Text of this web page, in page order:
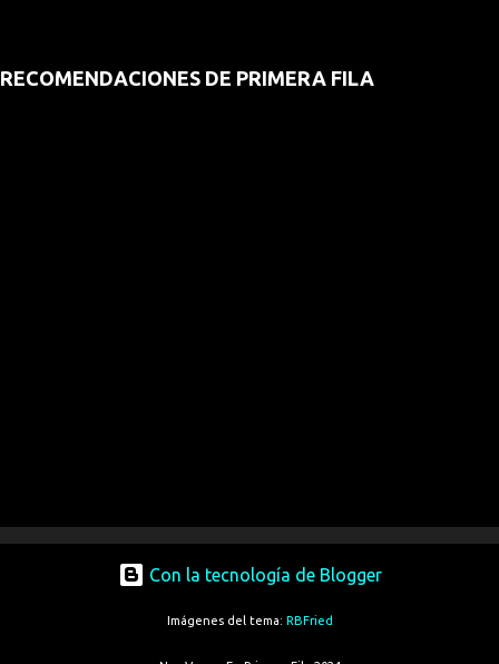
RECOMENDACIONES DE PRIMERA FILA
Con la tecnología de Blogger
Imágenes del tema: RBFried